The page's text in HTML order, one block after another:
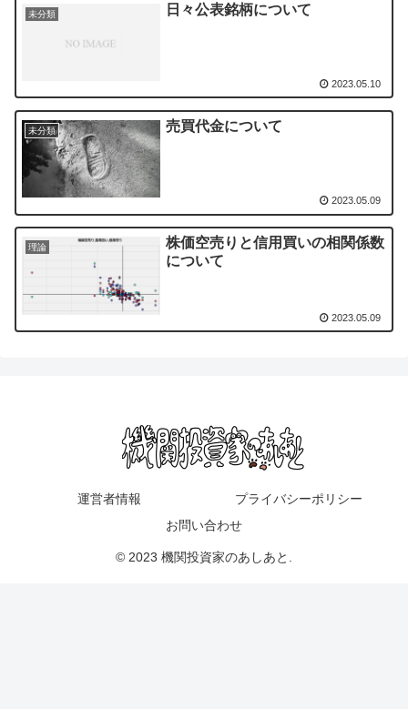
未分類 日々公表銘柄について
2023.05.10
未分類 売買代金について
2023.05.09
理論
株価空売りと信用買いの相関係数
について
2023.05.09
運営者情報
プライバシーポリシー
お問い合わせ
© 2023 機関投資家のあしあと.